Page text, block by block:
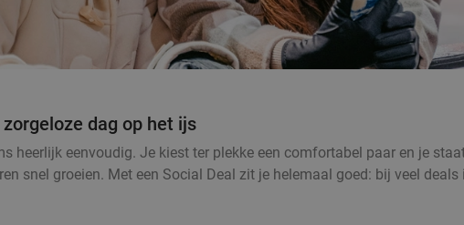
dag op het ijs
heerlijk eenvoudig. Je kiest ter plekke een comfortabel paar en je
snel groeien. Met een Social Deal zit je helemaal goed: bij veel